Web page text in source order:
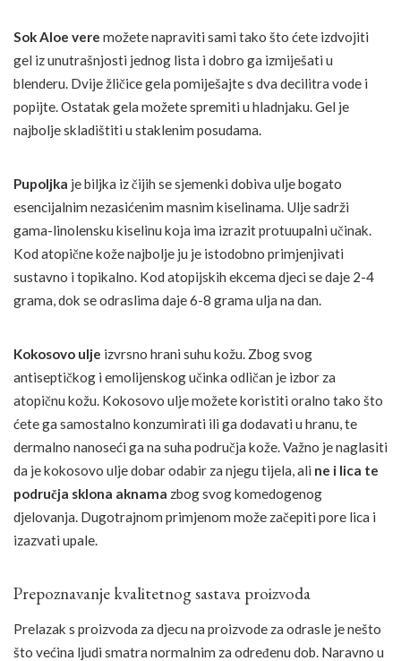
Sok Aloe vere možete napraviti sami tako što ćete izdvojiti
gel iz unutrašnjosti jednog lista i dobro ga izmiješati u
blenderu. Dvije žličice gela pomiješajte s dva decilitra vode i
popijte. Ostatak gela možete spremiti u hladnjaku. Gel je
najbolje skladištiti u staklenim posudama.
Pupoljka je biljka iz čijih se sjemenki dobiva ulje bogato
esencijalnim nezasićenim masnim kiselinama. Ulje sadrži
gama-linolensku kiselinu koja ima izrazit protuupalni učinak.
Kod atopične kože najbolje ju je istodobno primjenjivati
sustavno i topikalno. Kod atopijskih ekcema djeci se daje 2-4
grama, dok se odraslima daje 6-8 grama ulja na dan.
Kokosovo ulje izvrsno hrani suhu kožu. Zbog svog
antiseptičkog i emolijenskog učinka odličan je izbor za
atopičnu kožu. Kokosovo ulje možete koristiti oralno tako što
ćete ga samostalno konzumirati ili ga dodavati u hranu, te
dermalno nanoseći ga na suha područja kože. Važno je naglasiti
da je kokosovo ulje dobar odabir za njegu tijela, ali ne i lica te
područja sklona aknama zbog svog komedogenog
djelovanja. Dugotrajnom primjenom može začepiti pore lica i
izazvati upale.
Prepoznavanje kvalitetnog sastava proizvoda
Prelazak s proizvoda za djecu na proizvode za odrasle je nešto
što većina ljudi smatra normalnim za određenu dob. Naravno u